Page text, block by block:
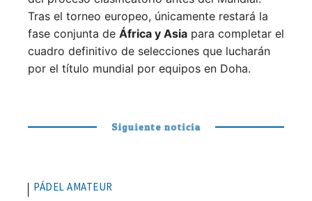
Tras el torneo europeo, únicamente restará la
fase conjunta de África y Asia para completar el
cuadro definitivo de selecciones que lucharán
por el título mundial por equipos en Doha.
Siguiente noticia
PÁDEL AMATEUR